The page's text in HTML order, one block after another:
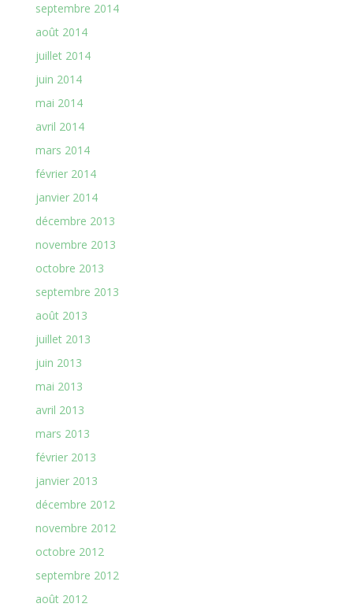
septembre 2014
août 2014
juillet 2014
juin 2014
mai 2014
avril 2014
mars 2014
février 2014
janvier 2014
décembre 2013
novembre 2013
octobre 2013
septembre 2013
août 2013
juillet 2013
juin 2013
mai 2013
avril 2013
mars 2013
février 2013
janvier 2013
décembre 2012
novembre 2012
octobre 2012
septembre 2012
août 2012